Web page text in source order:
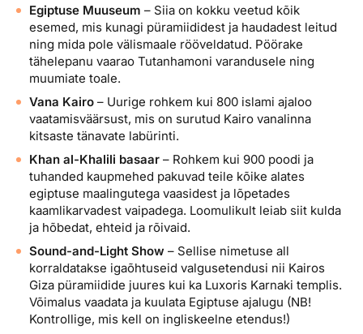
Egiptuse Muuseum – Siia on kokku veetud kõik
esemed, mis kunagi püramiididest ja haudadest leitud
ning mida pole välismaale rööveldatud. Pöörake
tähelepanu vaarao Tutanhamoni varandusele ning
muumiate toale.
Vana Kairo – Uurige rohkem kui 800 islami ajaloo
vaatamisväärsust, mis on surutud Kairo vanalinna
kitsaste tänavate labürinti.
Khan al-Khalili basaar – Rohkem kui 900 poodi ja
tuhanded kaupmehed pakuvad teile kõike alates
egiptuse maalingutega vaasidest ja lõpetades
kaamlikarvadest vaipadega. Loomulikult leiab siit kulda
ja hõbedat, ehteid ja rõivaid.
Sound-and-Light Show – Sellise nimetuse all
korraldatakse igaõhtuseid valgusetendusi nii Kairos
Giza püramiidide juures kui ka Luxoris Karnaki templis.
Võimalus vaadata ja kuulata Egiptuse ajalugu (NB!
Kontrollige, mis kell on ingliskeelne etendus!)